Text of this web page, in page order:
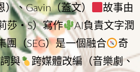
、Gavin（蓋文）
故事由
莎・S）寫作
AI負責文字潤
團（SEG）是一個融合
奇
與
跨媒體改編（音樂劇、